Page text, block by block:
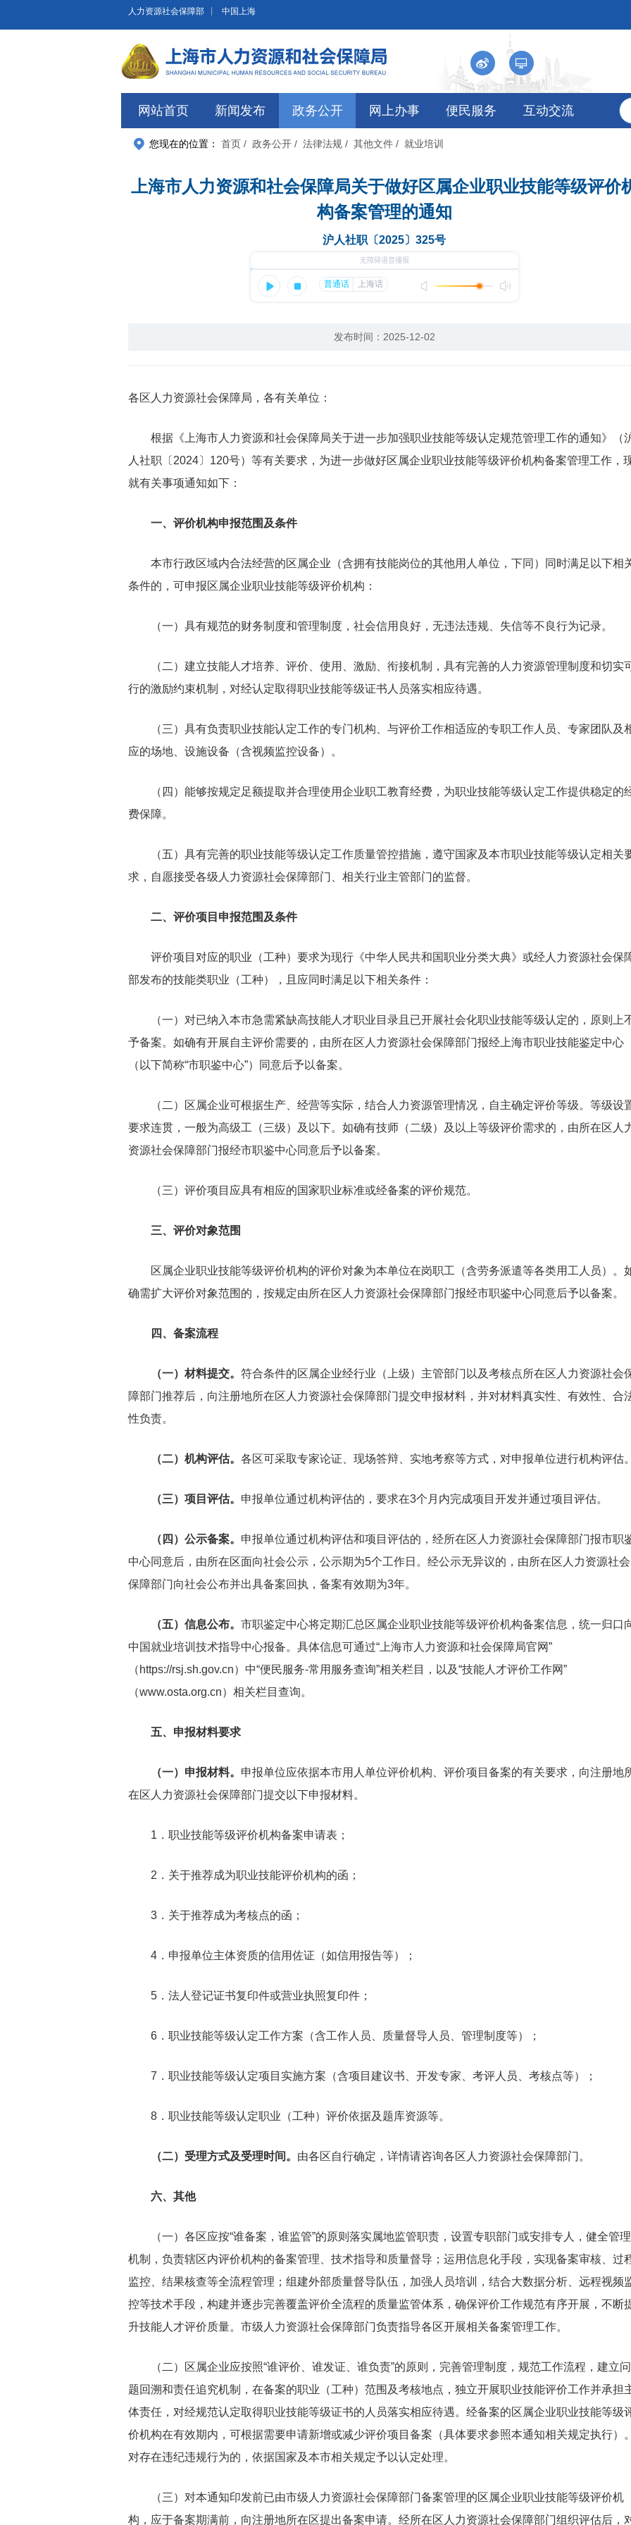
跳转到网站导航区 跳转到主要内容区域
人力资源社会保障部 中国上海
网站首页 新闻发布 政务公开 网上办事 便民服务 互动交流
您现在的位置： 首页 / 政务公开 / 法律法规 / 其他文件 / 就业培训
上海市人力资源和社会保障局关于做好区属企业职业技能等级评价
构备案管理的通知
沪人社职〔2025〕325号
发布时间：2025-12-02
各区人力资源社会保障局，各有关单位：
根据《上海市人力资源和社会保障局关于进一步加强职业技能等级认定规范管理工作的通知》（
人社职〔2024〕120号）等有关要求，为进一步做好区属企业职业技能等级评价机构备案管理工作，
就有关事项通知如下：
一、评价机构申报范围及条件
本市行政区域内合法经营的区属企业（含拥有技能岗位的其他用人单位，下同）同时满足以下相
条件的，可申报区属企业职业技能等级评价机构：
（一）具有规范的财务制度和管理制度，社会信用良好，无违法违规、失信等不良行为记录。
（二）建立技能人才培养、评价、使用、激励、衔接机制，具有完善的人力资源管理制度和切实
行的激励约束机制，对经认定取得职业技能等级证书人员落实相应待遇。
（三）具有负责职业技能认定工作的专门机构、与评价工作相适应的专职工作人员、专家团队及
应的场地、设施设备（含视频监控设备）。
（四）能够按规定足额提取并合理使用企业职工教育经费，为职业技能等级认定工作提供稳定的
费保障。
（五）具有完善的职业技能等级认定工作质量管控措施，遵守国家及本市职业技能等级认定相关
求，自愿接受各级人力资源社会保障部门、相关行业主管部门的监督。
二、评价项目申报范围及条件
评价项目对应的职业（工种）要求为现行《中华人民共和国职业分类大典》或经人力资源社会保
部发布的技能类职业（工种），且应同时满足以下相关条件：
（一）对已纳入本市急需紧缺高技能人才职业目录且已开展社会化职业技能等级认定的，原则上
予备案。如确有开展自主评价需要的，由所在区人力资源社会保障部门报经上海市职业技能鉴定中心
（以下简称“市职鉴中心”）同意后予以备案。
（二）区属企业可根据生产、经营等实际，结合人力资源管理情况，自主确定评价等级。等级设
要求连贯，一般为高级工（三级）及以下。如确有技师（二级）及以上等级评价需求的，由所在区人
资源社会保障部门报经市职鉴中心同意后予以备案。
（三）评价项目应具有相应的国家职业标准或经备案的评价规范。
三、评价对象范围
区属企业职业技能等级评价机构的评价对象为本单位在岗职工（含劳务派遣等各类用工人员）。
确需扩大评价对象范围的，按规定由所在区人力资源社会保障部门报经市职鉴中心同意后予以备案。
四、备案流程
（一）材料提交。 符合条件的区属企业经行业（上级）主管部门以及考核点所在区人力资源社会
障部门推荐后，向注册地所在区人力资源社会保障部门提交申报材料，并对材料真实性、有效性、合
性负责。
（二）机构评估。 各区可采取专家论证、现场答辩、实地考察等方式，对申报单位进行机构评估
（三）项目评估。 申报单位通过机构评估的，要求在3个月内完成项目开发并通过项目评估。
（四）公示备案。 申报单位通过机构评估和项目评估的，经所在区人力资源社会保障部门报市职
中心同意后，由所在区面向社会公示，公示期为5个工作日。经公示无异议的，由所在区人力资源社会
保障部门向社会公布并出具备案回执，备案有效期为3年。
（五）信息公布。 市职鉴定中心将定期汇总区属企业职业技能等级评价机构备案信息，统一归口
中国就业培训技术指导中心报备。具体信息可通过“上海市人力资源和社会保障局官网”
（https://rsj.sh.gov.cn）中“便民服务-常用服务查询”相关栏目，以及“技能人才评价工作网”
（www.osta.org.cn）相关栏目查询。
五、申报材料要求
（一）申报材料。 申报单位应依据本市用人单位评价机构、评价项目备案的有关要求，向注册地
在区人力资源社会保障部门提交以下申报材料。
1．职业技能等级评价机构备案申请表；
2．关于推荐成为职业技能评价机构的函；
3．关于推荐成为考核点的函；
4．申报单位主体资质的信用佐证（如信用报告等）；
5．法人登记证书复印件或营业执照复印件；
6．职业技能等级认定工作方案（含工作人员、质量督导人员、管理制度等）；
7．职业技能等级认定项目实施方案（含项目建议书、开发专家、考评人员、考核点等）；
8．职业技能等级认定职业（工种）评价依据及题库资源等。
（二）受理方式及受理时间。 由各区自行确定，详情请咨询各区人力资源社会保障部门。
六、其他
（一）各区应按“谁备案，谁监管”的原则落实属地监管职责，设置专职部门或安排专人，健全管理
机制，负责辖区内评价机构的备案管理、技术指导和质量督导；运用信息化手段，实现备案审核、过
监控、结果核查等全流程管理；组建外部质量督导队伍，加强人员培训，结合大数据分析、远程视频
控等技术手段，构建并逐步完善覆盖评价全流程的质量监管体系，确保评价工作规范有序开展，不断
升技能人才评价质量。市级人力资源社会保障部门负责指导各区开展相关备案管理工作。
（二）区属企业应按照“谁评价、谁发证、谁负责”的原则，完善管理制度，规范工作流程，建立问
题回溯和责任追究机制，在备案的职业（工种）范围及考核地点，独立开展职业技能评价工作并承担
体责任，对经规范认定取得职业技能等级证书的人员落实相应待遇。经备案的区属企业职业技能等级
价机构在有效期内，可根据需要申请新增或减少评价项目备案（具体要求参照本通知相关规定执行）
对存在违纪违规行为的，依据国家及本市相关规定予以认定处理。
（三）对本通知印发前已由市级人力资源社会保障部门备案管理的区属企业职业技能等级评价机
构，应于备案期满前，向注册地所在区提出备案申请。经所在区人力资源社会保障部门组织评估后，